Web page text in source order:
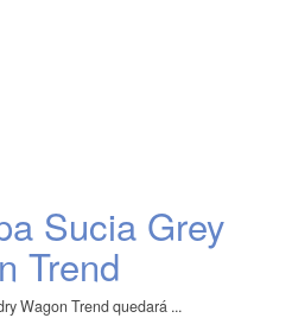
Sucia Grey
Trend
Wagon Trend quedará ...